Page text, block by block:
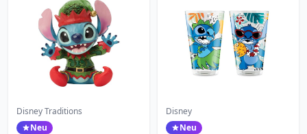
Disney Traditions
Neu
Disney
Neu